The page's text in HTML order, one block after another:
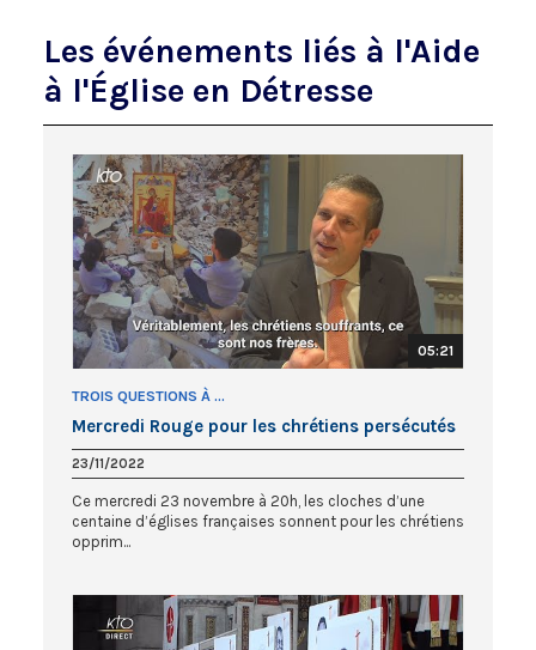
Les événements liés à l'Aide
à l'Église en Détresse
05:21
TROIS QUESTIONS À ...
Mercredi Rouge pour les chrétiens persécutés
23/11/2022
Ce mercredi 23 novembre à 20h, les cloches d’une
centaine d’églises françaises sonnent pour les chrétiens
opprim...